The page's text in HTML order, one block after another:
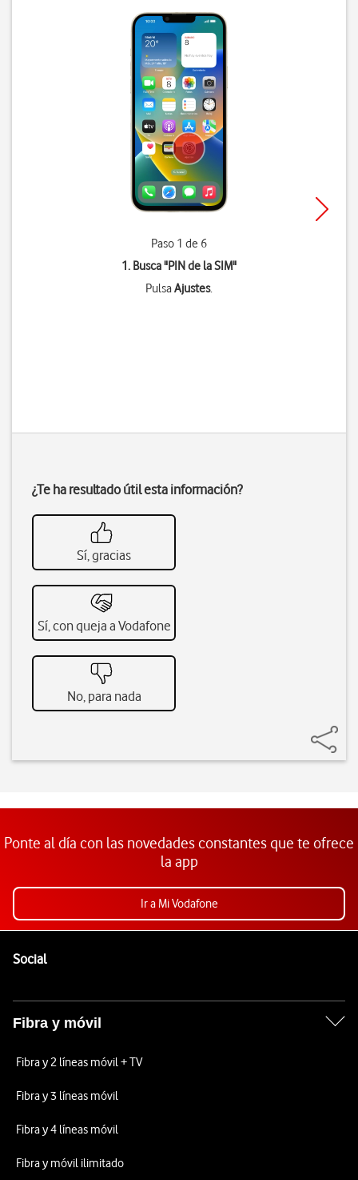
Paso 1 de 6
1. Busca "PIN de la SIM"
PulsaAjustes.
¿Te ha resultado útil esta información?
Sí, gracias
Sí, con queja a Vodafone
No, para nada
Ponte al día con las novedades constantes que te ofrece
la app
Ir a Mi Vodafone
SocialEnlaces a las redes sociales de Vodafone
Fibra y móvil
Fibra y 2 líneas móvil + TV
Fibra y 3 líneas móvil
Fibra y 4 líneas móvil
Fibra y móvil ilimitado